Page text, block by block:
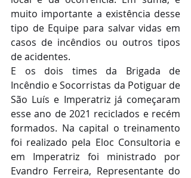
muito importante a existência desse
tipo de Equipe para salvar vidas em
casos de incêndios ou outros tipos
de acidentes.
E os dois times da Brigada de
Incêndio e Socorristas da Potiguar de
São Luís e Imperatriz já começaram
esse ano de 2021 reciclados e recém
formados. Na capital o treinamento
foi realizado pela Eloc Consultoria e
em Imperatriz foi ministrado por
Evandro Ferreira, Representante do